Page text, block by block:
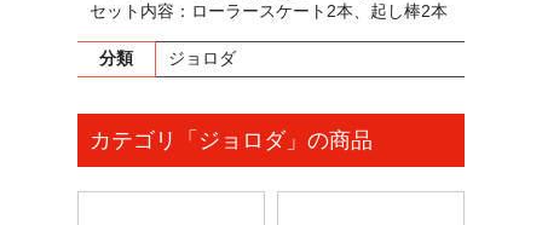
セット内容：ローラースケート2本、起し棒2本
分類 ジョロダ
カテゴリ「ジョロダ」の商品